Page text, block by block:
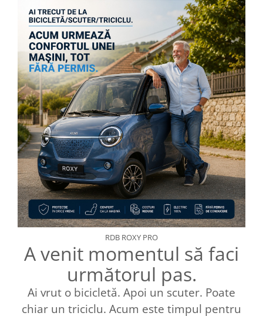
RDB ROXY PRO
A venit momentul să faci
următorul pas.
Ai vrut o bicicletă. Apoi un scuter. Poate
chiar un triciclu. Acum este timpul pentru